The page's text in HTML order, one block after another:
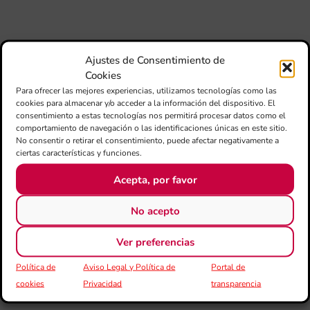
Ajustes de Consentimiento de
Cookies
Para ofrecer las mejores experiencias, utilizamos tecnologías como las
cookies para almacenar y/o acceder a la información del dispositivo. El
consentimiento a estas tecnologías nos permitirá procesar datos como el
comportamiento de navegación o las identificaciones únicas en este sitio.
No consentir o retirar el consentimiento, puede afectar negativamente a
ciertas características y funciones.
Acepta, por favor
No acepto
Ver preferencias
Política de
cookies
Aviso Legal y Política de
Privacidad
Portal de
transparencia
de